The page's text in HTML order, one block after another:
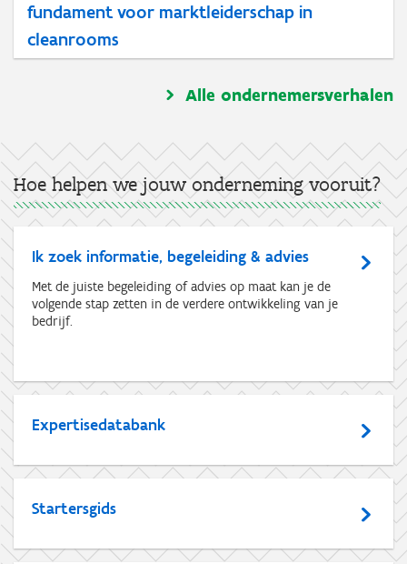
fundament voor marktleiderschap in
cleanrooms
Alle ondernemersverhalen
Hoe helpen we jouw onderneming vooruit?
Ik zoek informatie, begeleiding & advies
Met de juiste begeleiding of advies op maat kan je de
volgende stap zetten in de verdere ontwikkeling van je
bedrijf.
Expertisedatabank
Startersgids